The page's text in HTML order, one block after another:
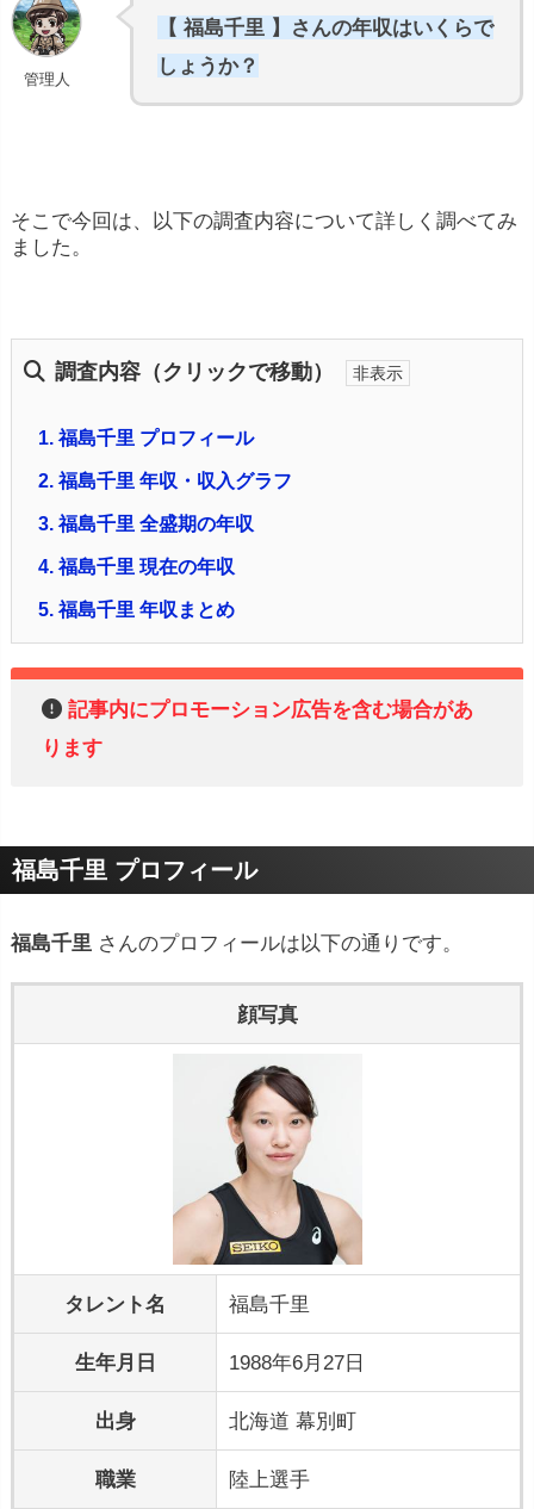
管理人
【 福島千里 】さんの年収はいくらで
しょうか？
そこで今回は、以下の調査内容について詳しく調べてみ
ました。
調査内容（クリックで移動）
1.福島千里 プロフィール
2.福島千里 年収・収入グラフ
3.福島千里 全盛期の年収
4.福島千里 現在の年収
5.福島千里 年収まとめ
記事内にプロモーション広告を含む場合があ
ります
福島千里 プロフィール
福島千里 さんのプロフィールは以下の通りです。
顔写真
タレント名 福島千里
生年月日 1988年6月27日
出身 北海道 幕別町
職業 陸上選手